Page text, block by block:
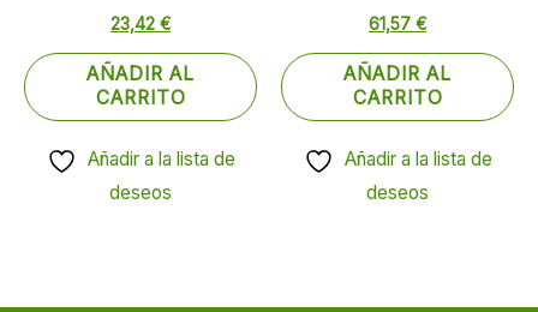
23,42 €
AÑADIR AL
CARRITO
Añadir a la lista de
deseos
61,57 €
AÑADIR AL
CARRITO
Añadir a la lista de
deseos